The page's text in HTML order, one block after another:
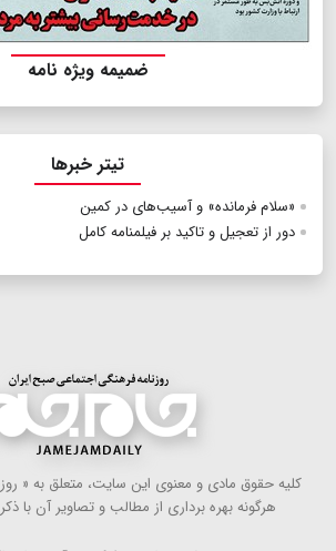
ضمیمه ویژه نامه
تیتر خبرها
«سلام فرمانده» و آسیب‌های در کمین
دور از تعجیل و تاکید بر فیلمنامه کامل
كلیه حقوق مادی و معنوی این سایت، متعلق به «
هرگونه بهره ‌برداری از مطالب و تصاویر آن با